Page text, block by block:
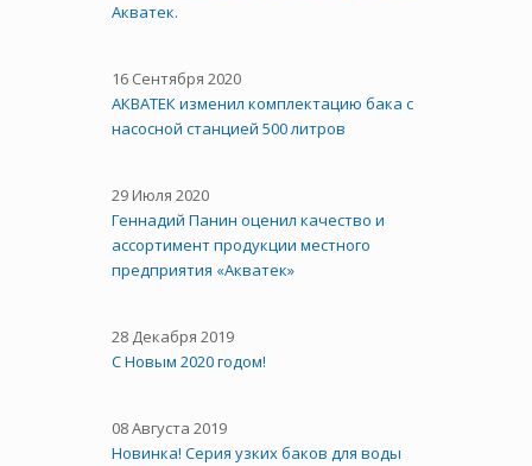
Акватек.
16 Сентября 2020
АКВАТЕК изменил комплектацию бака с
насосной станцией 500 литров
29 Июля 2020
Геннадий Панин оценил качество и
ассортимент продукции местного
предприятия «Акватек»
28 Декабря 2019
С Новым 2020 годом!
08 Августа 2019
Новинка! Серия узких баков для воды